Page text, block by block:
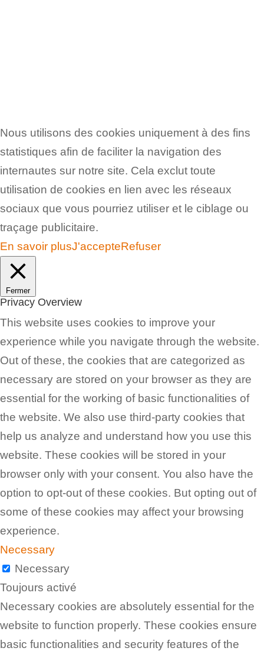
Nous utilisons des cookies uniquement à des fins
statistiques afin de faciliter la navigation des
internautes sur notre site. Cela exclut toute
utilisation de cookies en lien avec les réseaux
sociaux que vous pourriez utiliser et le ciblage ou
traçage publicitaire.
En savoir plusJ'accepteRefuser
Fermer
Privacy Overview
This website uses cookies to improve your
experience while you navigate through the website.
Out of these, the cookies that are categorized as
necessary are stored on your browser as they are
essential for the working of basic functionalities of
the website. We also use third-party cookies that
help us analyze and understand how you use this
website. These cookies will be stored in your
browser only with your consent. You also have the
option to opt-out of these cookies. But opting out of
some of these cookies may affect your browsing
experience.
Necessary
Necessary
Toujours activé
Necessary cookies are absolutely essential for the
website to function properly. These cookies ensure
basic functionalities and security features of the